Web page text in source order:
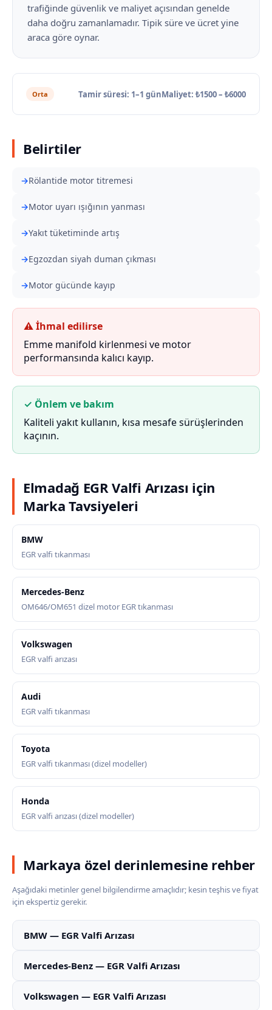
trafiğinde güvenlik ve maliyet açısından genelde
daha doğru zamanlamadır. Tipik süre ve ücret yine
araca göre oynar.
Orta Tamir süresi: 1–1 günMaliyet: ₺1500 – ₺6000
Belirtiler
Rölantide motor titremesi
Motor uyarı ışığının yanması
Yakıt tüketiminde artış
Egzozdan siyah duman çıkması
Motor gücünde kayıp
⚠ İhmal edilirse
Emme manifold kirlenmesi ve motor
performansında kalıcı kayıp.
✓ Önlem ve bakım
Kaliteli yakıt kullanın, kısa mesafe sürüşlerinden
kaçının.
Elmadağ EGR Valfi Arızası için
Marka Tavsiyeleri
BMW
EGR valfi tıkanması
Mercedes-Benz
OM646/OM651 dizel motor EGR tıkanması
Volkswagen
EGR valfi arızası
Audi
EGR valfi tıkanması
Toyota
EGR valfi tıkanması (dizel modeller)
Honda
EGR valfi arızası (dizel modeller)
Markaya özel derinlemesine rehber
Aşağıdaki metinler genel bilgilendirme amaçlıdır; kesin teşhis ve fiyat
için ekspertiz gerekir.
BMW — EGR Valfi Arızası
Mercedes-Benz — EGR Valfi Arızası
Volkswagen — EGR Valfi Arızası